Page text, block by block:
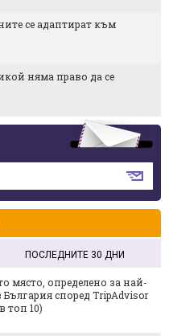
се адаптират към
няма право да се
ПОСЛЕДНИТЕ 30 ДНИ
място, определено за най-
според TripAdvisor
топ 10)